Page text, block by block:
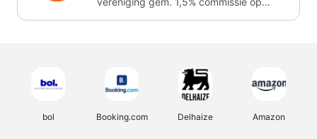
bol Booking.com Delhaize Amazon